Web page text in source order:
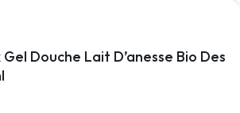
Gel Douche Lait D’anesse Bio Des